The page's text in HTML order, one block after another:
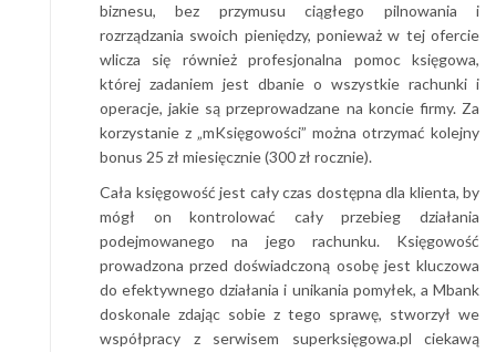
biznesu, bez przymusu ciągłego pilnowania i
rozrządzania swoich pieniędzy, ponieważ w tej ofercie
wlicza się również profesjonalna pomoc księgowa,
której zadaniem jest dbanie o wszystkie rachunki i
operacje, jakie są przeprowadzane na koncie firmy. Za
korzystanie z „mKsięgowości” można otrzymać kolejny
bonus 25 zł miesięcznie (300 zł rocznie).
Cała księgowość jest cały czas dostępna dla klienta, by
mógł on kontrolować cały przebieg działania
podejmowanego na jego rachunku. Księgowość
prowadzona przed doświadczoną osobę jest kluczowa
do efektywnego działania i unikania pomyłek, a Mbank
doskonale zdając sobie z tego sprawę, stworzył we
współpracy z serwisem superksięgowa.pl ciekawą